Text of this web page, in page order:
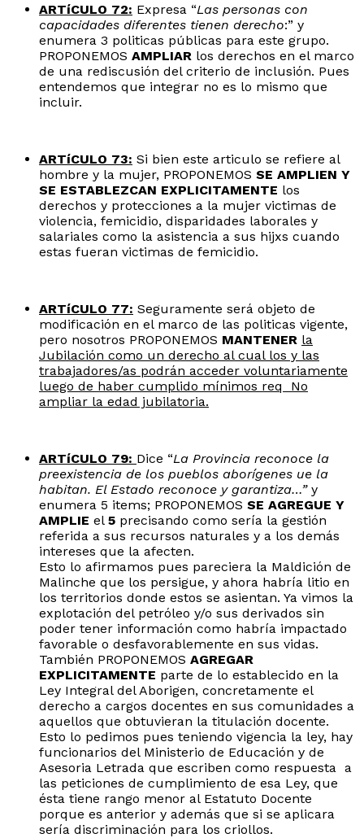
ARTíCULO 72: Expresa “Las personas con
capacidades diferentes tienen derecho:” y
enumera 3 politicas públicas para este grupo.
PROPONEMOS AMPLIAR los derechos en el marco
de una rediscusión del criterio de inclusión. Pues
entendemos que integrar no es lo mismo que
incluir.
ARTíCULO 73: Si bien este articulo se refiere al
hombre y la mujer, PROPONEMOS SE AMPLIEN Y
SE ESTABLEZCAN EXPLICITAMENTE los
derechos y protecciones a la mujer victimas de
violencia, femicidio, disparidades laborales y
salariales como la asistencia a sus hijxs cuando
estas fueran victimas de femicidio.
ARTíCULO 77: Seguramente será objeto de
modificación en el marco de las politicas vigente,
pero nosotros PROPONEMOS MANTENER la
Jubilación como un derecho al cual los y las
trabajadores/as podrán acceder voluntariamente
luego de haber cumplido mínimos req No
ampliar la edad jubilatoria.
ARTíCULO 79: Dice “La Provincia reconoce la
preexistencia de los pueblos aborígenes ue la
habitan. El Estado reconoce y garantiza…” y
enumera 5 items; PROPONEMOS SE AGREGUE Y
AMPLIE el 5 precisando como sería la gestión
referida a sus recursos naturales y a los demás
intereses que la afecten.
Esto lo afirmamos pues pareciera la Maldición de
Malinche que los persigue, y ahora habría litio en
los territorios donde estos se asientan. Ya vimos la
explotación del petróleo y/o sus derivados sin
poder tener información como habría impactado
favorable o desfavorablemente en sus vidas.
También PROPONEMOS AGREGAR
EXPLICITAMENTE parte de lo establecido en la
Ley Integral del Aborigen, concretamente el
derecho a cargos docentes en sus comunidades a
aquellos que obtuvieran la titulación docente.
Esto lo pedimos pues teniendo vigencia la ley, hay
funcionarios del Ministerio de Educación y de
Asesoria Letrada que escriben como respuesta a
las peticiones de cumplimiento de esa Ley, que
ésta tiene rango menor al Estatuto Docente
porque es anterior y además que si se aplicara
sería discriminación para los criollos.